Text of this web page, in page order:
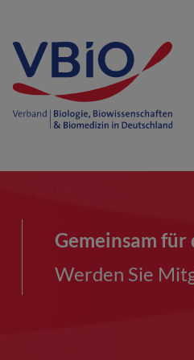
Gemeinsam
Werden Sie